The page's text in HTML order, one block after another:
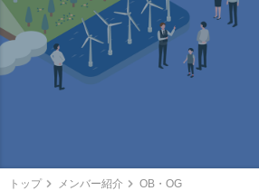
トップ メンバー紹介 OB・OG